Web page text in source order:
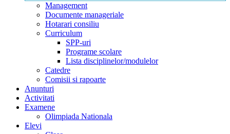
Management
Documente manageriale
Hotarari consiliu
Curriculum
SPP-uri
Programe scolare
Lista disciplinelor/modulelor
Catedre
Comisii si rapoarte
Anunturi
Activitati
Examene
Olimpiada Nationala
Elevi